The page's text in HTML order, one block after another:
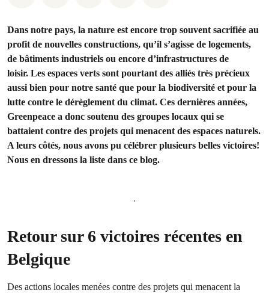
Dans notre pays, la nature est encore trop souvent sacrifiée au
profit de nouvelles constructions, qu’il s’agisse de logements,
de bâtiments industriels ou encore d’infrastructures de
loisir. Les espaces verts sont pourtant des alliés très précieux
aussi bien pour notre santé que pour la biodiversité et pour la
lutte contre le dérèglement du climat. Ces dernières années,
Greenpeace a donc soutenu des groupes locaux qui se
battaient contre des projets qui menacent des espaces naturels.
A leurs côtés, nous avons pu célébrer plusieurs belles victoires!
Nous en dressons la liste dans ce blog.
.
Retour sur 6 victoires récentes en
Belgique
Des actions locales menées contre des projets qui menacent la